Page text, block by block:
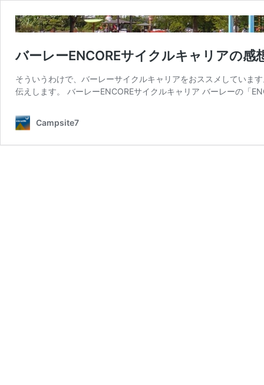
バーレーENCOREサイクルキャリアの
そういうわけで、バーレーサイクルキャリアをおススメしていま
伝えします。 バーレーENCOREサイクルキャリア バーレーの「
Campsite7